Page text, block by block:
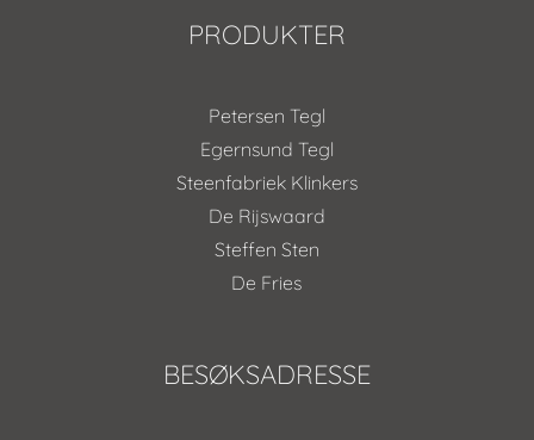
PRODUKTER
Petersen Tegl
Egernsund Tegl
Steenfabriek Klinkers
De Rijswaard
Steffen Sten
De Fries
BESØKSADRESSE